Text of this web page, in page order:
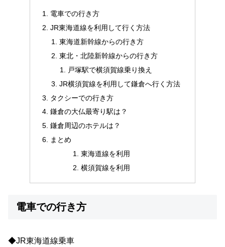
電車での行き方
JR東海道線を利用して行く方法
東海道新幹線からの行き方
東北・北陸新幹線からの行き方
戸塚駅で横須賀線乗り換え
JR横須賀線を利用して鎌倉へ行く方法
タクシーでの行き方
鎌倉の大仏最寄り駅は？
鎌倉周辺のホテルは？
まとめ
東海道線を利用
横須賀線を利用
電車での行き方
◆JR東海道線乗車